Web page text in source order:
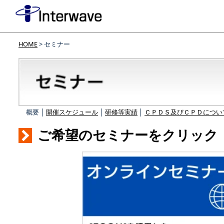
HOME> セミナー
概要 │ 開催スケジュール 研修等実績 ＣＰＤＳ及びＣＰＤにつ
ご希望のセミナーをクリック